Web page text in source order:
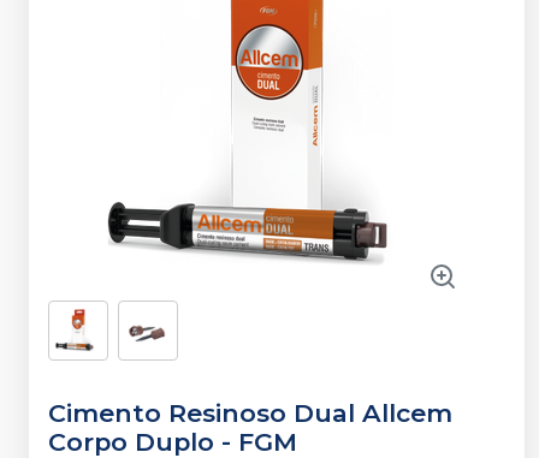
Cimento Resinoso Dual Allcem
Corpo Duplo - FGM